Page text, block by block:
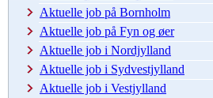
Aktuelle job på Bornholm
Aktuelle job på Fyn og øer
Aktuelle job i Nordjylland
Aktuelle job i Sydvestjylland
Aktuelle job i Vestjylland